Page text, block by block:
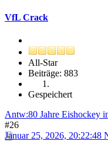
VfL Crack
All-Star
Beiträge: 883
Gespeichert
Antw:80 Jahre Eishockey
#26
Januar 25, 2026,